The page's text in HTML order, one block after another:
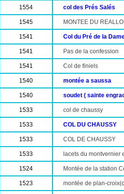
1554 col des Prés Salés
1545 MONTEE DU
1541 Col du Pré de la
1541 Pas de la confession
1541 Col de finiels
1540 montée a saussa
1540 soudet ( sainte
1533 col de chaussy
1533 COL DU CHAUSSY
1533 COL DE CHAUSSY
1533 lacets du montvernier
1524 Montée de la station
1523 montée de plan-